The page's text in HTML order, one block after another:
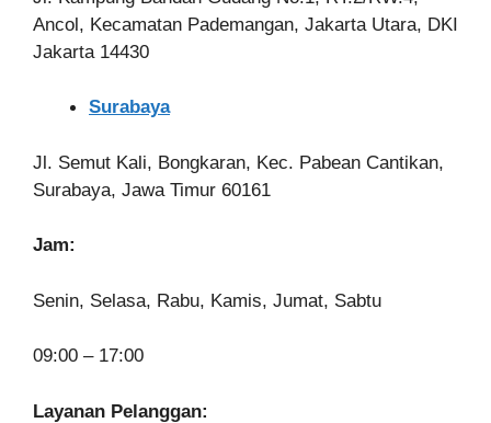
Ancol, Kecamatan Pademangan, Jakarta Utara, DKI
Jakarta 14430
Surabaya
Jl. Semut Kali, Bongkaran, Kec. Pabean Cantikan,
Surabaya, Jawa Timur 60161
Jam:
Senin, Selasa, Rabu, Kamis, Jumat, Sabtu
09:00 – 17:00
Layanan Pelanggan: